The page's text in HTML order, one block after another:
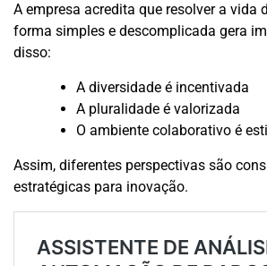
A empresa acredita que resolver a vida
forma simples e descomplicada gera
disso:
A diversidade é incentivada
A pluralidade é valorizada
O ambiente colaborativo é
Assim, diferentes perspectivas são
estratégicas para inovação.